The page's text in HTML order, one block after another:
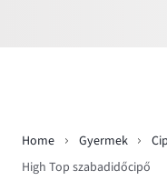
Home Gyermek
High Top szabadidőcipő